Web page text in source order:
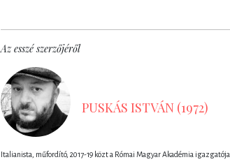
Az esszé szerzőjéről
PUSKÁS ISTVÁN (1972)
Italianista, műfordító, 2017-19 közt a Római Magyar Akadémia igazgatója,